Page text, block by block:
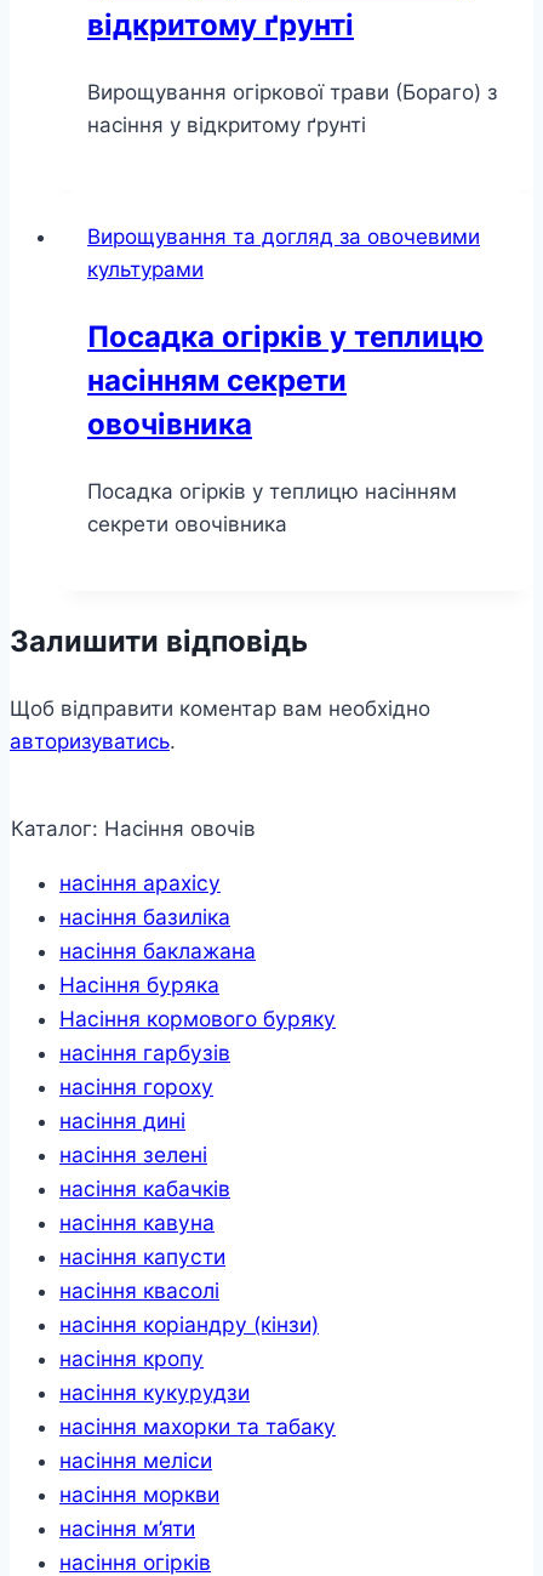
відкритому ґрунті
Вирощування огіркової трави (Бораго) з
насіння у відкритому ґрунті
Вирощування та догляд за овочевими
культурами
Посадка огірків у теплицю
насінням секрети
овочівника
Посадка огірків у теплицю насінням
секрети овочівника
Залишити відповідь
Щоб відправити коментар вам необхідно
авторизуватись.
Каталог: Насіння овочів
насіння арахісу
насіння базиліка
насіння баклажана
Насіння буряка
Насіння кормового буряку
насіння гарбузів
насіння гороху
насіння дині
насіння зелені
насіння кабачків
насіння кавуна
насіння капусти
насіння квасолі
насіння коріандру (кінзи)
насіння кропу
насіння кукурудзи
насіння махорки та табаку
насіння меліси
насіння моркви
насіння м’яти
насіння огірків